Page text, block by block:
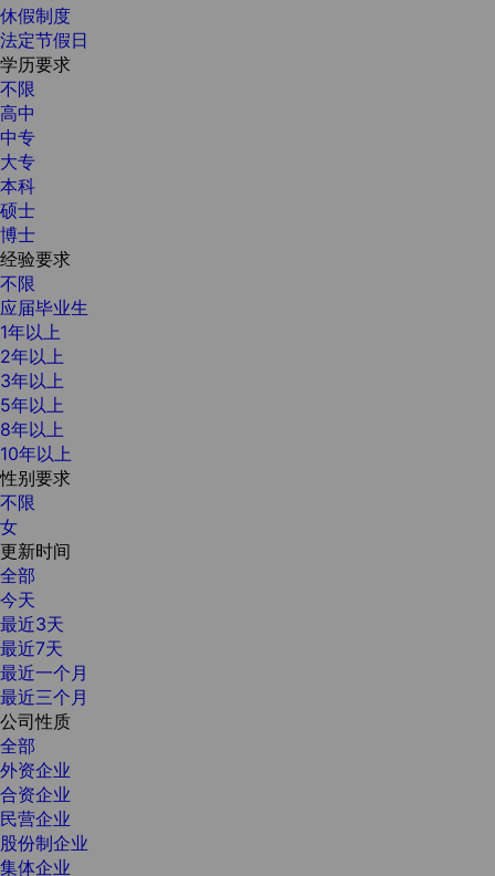
休假制度
法定节假日
学历要求
不限
高中
中专
大专
本科
硕士
博士
经验要求
不限
应届毕业生
1年以上
2年以上
3年以上
5年以上
8年以上
10年以上
性别要求
不限
女
更新时间
全部
今天
最近3天
最近7天
最近一个月
最近三个月
公司性质
全部
外资企业
合资企业
民营企业
股份制企业
集体企业